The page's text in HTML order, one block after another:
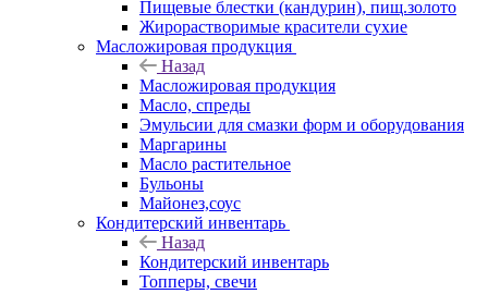
Пищевые блестки (кандурин), пищ.золото
Жирорастворимые красители сухие
Масложировая продукция
Назад
Масложировая продукция
Масло, спреды
Эмульсии для смазки форм и оборудования
Маргарины
Масло растительное
Бульоны
Майонез,соус
Кондитерский инвентарь
Назад
Кондитерский инвентарь
Топперы, свечи